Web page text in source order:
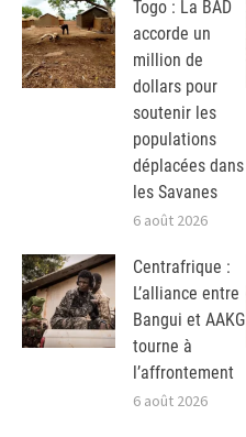
Togo : La BAD
accorde un
million de
dollars pour
soutenir les
populations
déplacées dans
les Savanes
6 août 2026
Centrafrique :
L’alliance entre
Bangui et AAKG
tourne à
l’affrontement
6 août 2026